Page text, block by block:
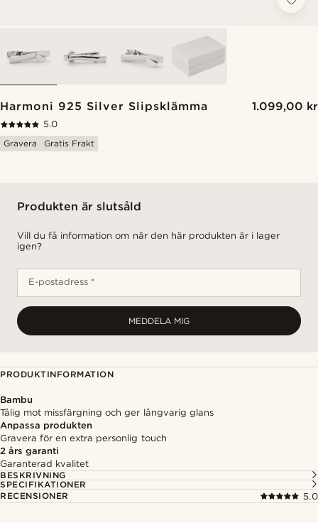
Harmoni 925 Silver Slipsklämma 1.099,00 kr
5.0
Gravera
Gratis Frakt
Produkten är slutsåld
Vill du få information om när den här produkten är i lager
igen?
E-postadress *
MEDDELA MIG
PRODUKTINFORMATION
Bambu
Tålig mot missfärgning och ger långvarig glans
Anpassa produkten
Gravera för en extra personlig touch
2 års garanti
Garanterad kvalitet
BESKRIVNING
SPECIFIKATIONER
RECENSIONER
5.0